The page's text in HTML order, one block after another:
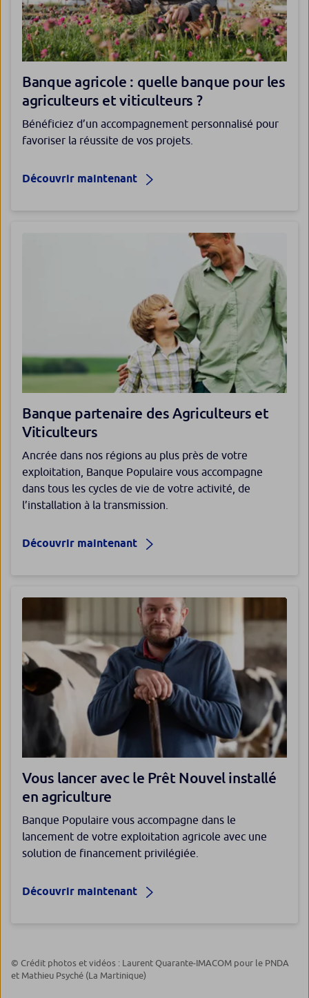
Banque agricole : quelle banque pour les
agriculteurs et viticulteurs ?
Bénéficiez d’un accompagnement personnalisé pour
favoriser la réussite de vos projets.
Découvrir maintenant
Banque partenaire des Agriculteurs et
Viticulteurs
Ancrée dans nos régions au plus près de votre
exploitation, Banque Populaire vous accompagne
dans tous les cycles de vie de votre activité, de
l’installation à la transmission.
Découvrir maintenant
Vous lancer avec le Prêt Nouvel installé
en agriculture
Banque Populaire vous accompagne dans le
lancement de votre exploitation agricole avec une
solution de financement privilégiée.
Découvrir maintenant
© Crédit photos et vidéos : Laurent Quarante-IMACOM pour le PNDA
et Mathieu Psyché (La Martinique)